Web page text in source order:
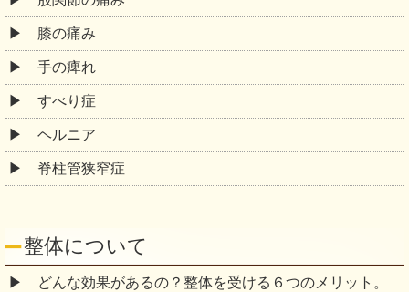
膝の痛み
手の痺れ
すべり症
ヘルニア
脊柱管狭窄症
整体について
どんな効果があるの？整体を受ける６つのメリット。